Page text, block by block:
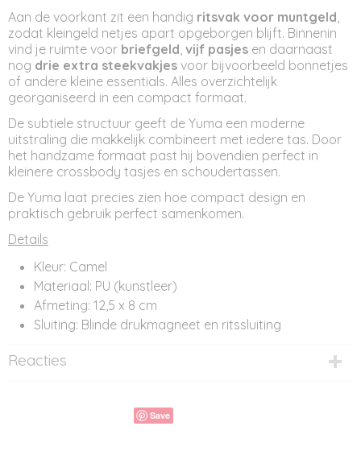
Aan de voorkant zit een handig ritsvak voor muntgeld,
zodat kleingeld netjes apart opgeborgen blijft. Binnenin
vind je ruimte voor briefgeld, vijf pasjes en daarnaast
nog drie extra steekvakjes voor bijvoorbeeld bonnetjes
of andere kleine essentials. Alles overzichtelijk
georganiseerd in een compact formaat.
De subtiele structuur geeft de Yuma een moderne
uitstraling die makkelijk combineert met iedere tas. Door
het handzame formaat past hij bovendien perfect in
kleinere crossbody tasjes en schoudertassen.
De Yuma laat precies zien hoe compact design en
praktisch gebruik perfect samenkomen.
Details
Kleur: Camel
Materiaal: PU (kunstleer)
Afmeting: 12,5 x 8 cm
Sluiting: Blinde drukmagneet en ritssluiting
Reacties
Save